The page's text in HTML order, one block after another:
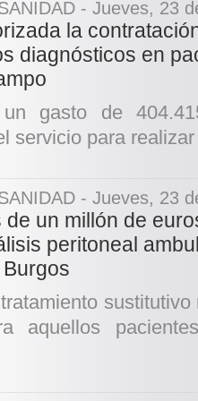
- Jueves, 23
la
diagnósticos en
gasto de
servicio para
- Jueves, 23
de un millón de
peritoneal
aquellos